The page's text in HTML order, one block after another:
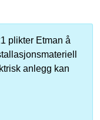
plikter Etman å
anlegg kan